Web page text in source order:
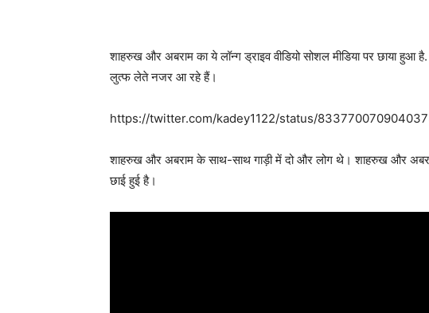
शाहरुख और अबराम का ये लॉन्ग ड्राइव वीडियो सोशल मीडिया पर छाया
लुत्फ लेते नजर आ रहे हैं।
https://twitter.com/kadey1122/status/
शाहरुख और अबराम के साथ-साथ गाड़ी में दो और लोग थे। शाहरुख और अबराम
छाई हुई है।